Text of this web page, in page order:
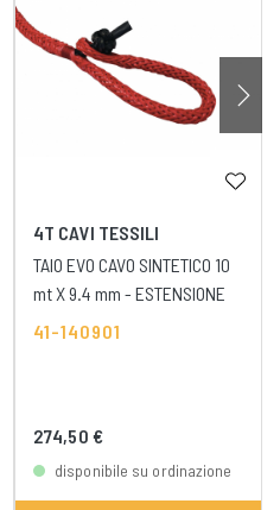
4T CAVI TESSILI
TAIO EVO CAVO SINTETICO 10
mt X 9.4 mm - ESTENSIONE
41-140901
274,50 €
disponibile su ordinazione